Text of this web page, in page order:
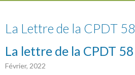
La Lettre de la CPDT 58
La lettre de la CPDT 58
Février, 2022